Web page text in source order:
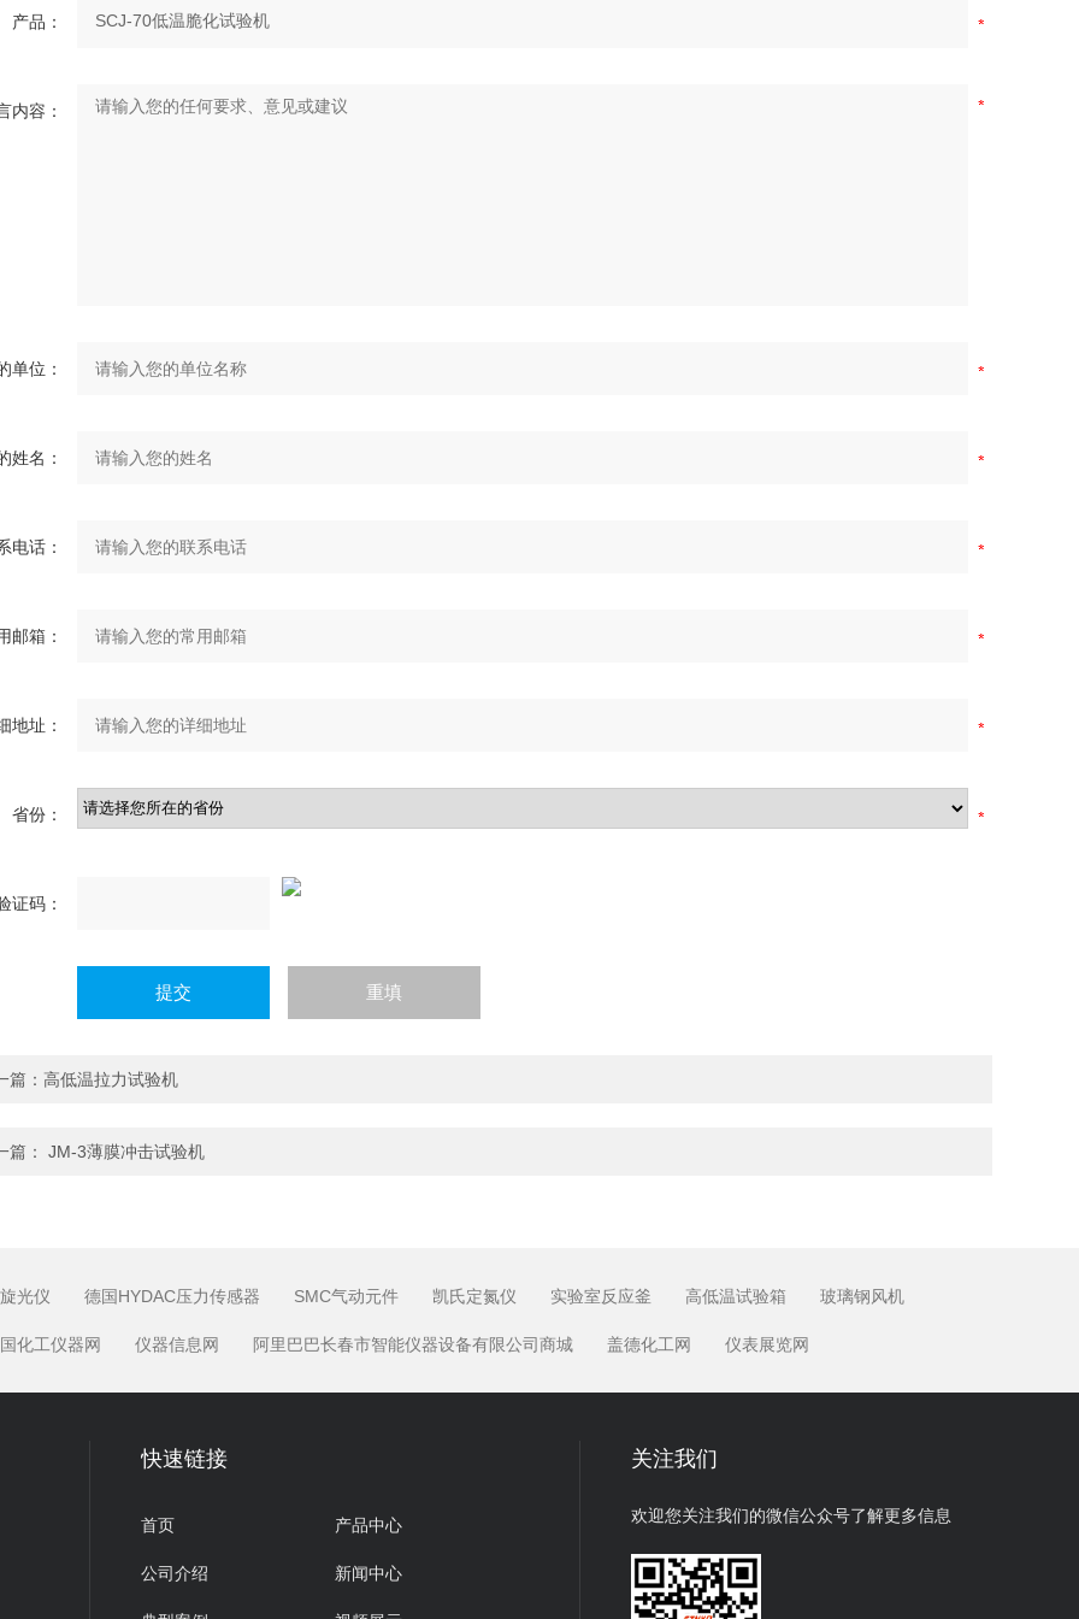
产品：
内容：
单位：
姓名：
电话：
邮箱：
地址：
省份：
证码：
篇： 高低温拉力试验机
篇： JM-3薄膜冲击试验机
光仪 德国HYDAC压力传感器 SMC气动元件 凯氏定氮仪 实验室反应釜 高低温试验箱 玻璃钢风机
化工仪器网 仪器信息网 阿里巴巴长春市智能仪器设备有限公司商城 盖德化工网 仪表展览网
快速链接
首页 产品中心
公司介绍 新闻中心
关注我们
欢迎您关注我们的微信公众号了解更多信息